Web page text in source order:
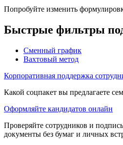
Попробуйте изменить
Быстрые фильтры
Сменный график
Вахтовый метод
Корпоративная поддержка
Какой соцпакет вы предлагаете
Оформляйте кандидатов онлайн
Проверяйте сотрудников и
документы без бумаг и личных